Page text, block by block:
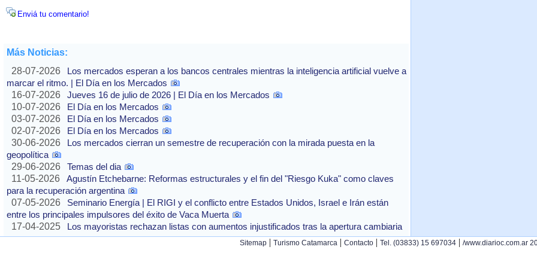
Enviá tu comentario!
Más Noticias:
28-07-2026
Los mercados esperan a los bancos centrales mientras la inteligencia artificial vuelve a
marcar el ritmo. | El Día en los Mercados
16-07-2026
Jueves 16 de julio de 2026 | El Día en los Mercados
10-07-2026
El Día en los Mercados
03-07-2026
El Día en los Mercados
02-07-2026
El Día en los Mercados
30-06-2026
Los mercados cierran un semestre de recuperación con la mirada puesta en la
geopolítica
29-06-2026
Temas del dia
11-05-2026
Agustín Etchebarne: Reformas estructurales y el fin del "Riesgo Kuka" como claves
para la recuperación argentina
07-05-2026
Seminario Energía | El RIGI y el conflicto entre Estados Unidos, Israel e Irán están
entre los principales impulsores del éxito de Vaca Muerta
17-04-2025
Los mayoristas rechazan listas con aumentos injustificados tras la apertura cambiaria
Sitemap | Turismo Catamarca | Contacto | Tel. (03833) 15 697034 | /www.diarioc.com.ar